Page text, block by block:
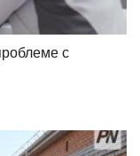
с